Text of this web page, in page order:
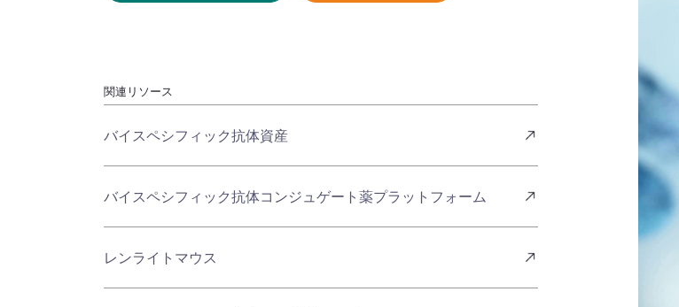
関連リソース
バイスペシフィック抗体資産
バイスペシフィック抗体コンジュゲート薬プラットフォーム
レンライトマウス